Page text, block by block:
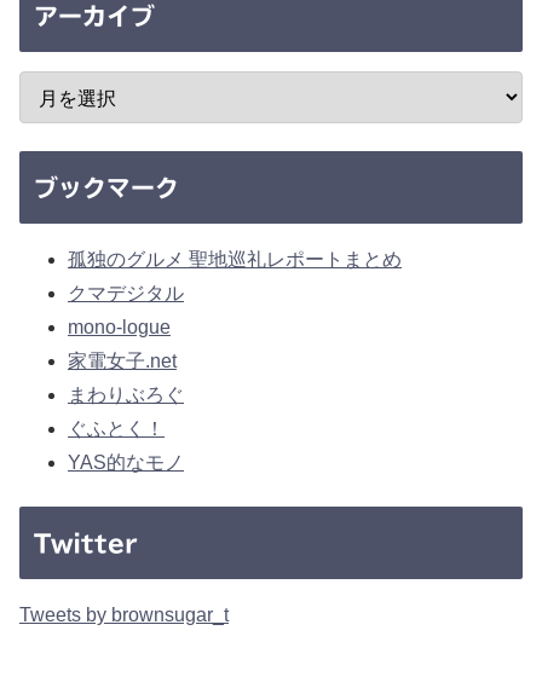
アーカイブ
ブックマーク
孤独のグルメ 聖地巡礼レポートまとめ
クマデジタル
mono-logue
家電女子.net
まわりぶろぐ
ぐふとく！
YAS的なモノ
Twitter
Tweets by brownsugar_t